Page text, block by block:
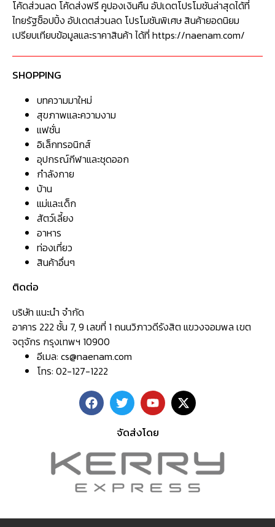
โค้ดส่วนลด โค้ดส่งฟรี คูปองเงินคืน อัปเดตโปรโมชันล่าสุดได้ที่
ไทยรัฐช็อปปิ้ง อัปเดตส่วนลด โปรโมชันพิเศษ สินค้ายอดนิยม
เปรียบเทียบข้อมูลและราคาสินค้า ได้ที่ https://naenam.com/
SHOPPING
บทความมาใหม่
สุขภาพและความงาม
แฟชั่น
อิเล็กทรอนิกส์
อุปกรณ์กีฬาและชุดออก
กำลังกาย
บ้าน
แม่และเด็ก
สัตว์เลี้ยง
อาหาร
ท่องเที่ยว
สินค้าอื่นๆ
ติดต่อ
บริษัท แนะนำ จำกัด
อาคาร 222 ชั้น 7, 9 เลขที่ 1 ถนนวิภาวดีรังสิต แขวงจอมพล เขต
จตุจักร กรุงเทพฯ 10900
อีเมล: cs@naenam.com
โทร: 02-127-1222
จัดส่งโดย